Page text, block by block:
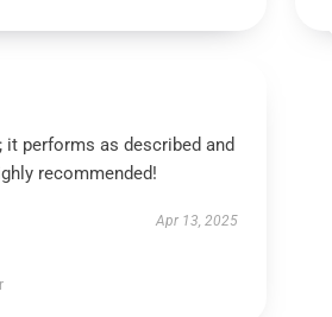
it performs as described and
recommended!
Apr 13, 2025